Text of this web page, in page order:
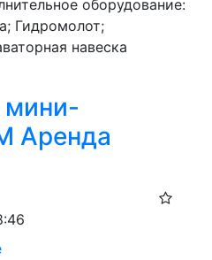
оборудование:
Гидромолот;
навеска
мини-
Аренда